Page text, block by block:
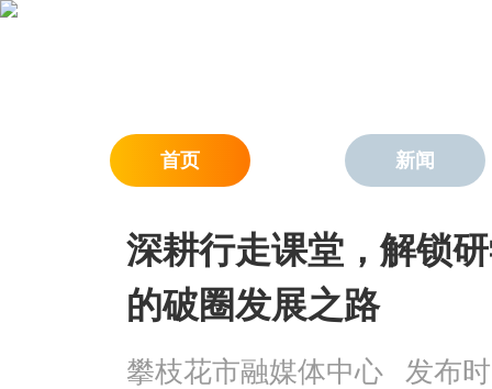
首页 新闻
深耕行走课堂，解锁
的破圈发展之路
攀枝花市融媒体中心 发布